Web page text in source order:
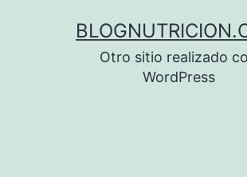
Otro sitio realizado
WordPress